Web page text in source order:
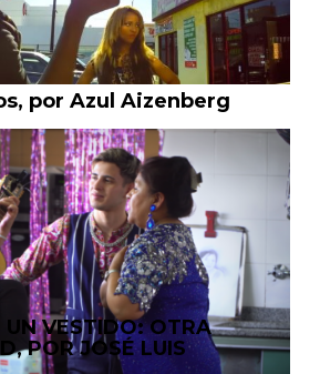
por Azul Aizenberg
VESTIDO: OTRA
POR JOSÉ LUIS